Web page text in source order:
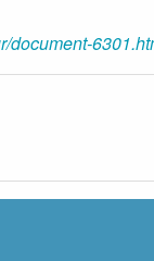
document-